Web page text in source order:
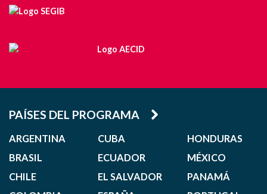
PAÍSES DEL PROGRAMA
ARGENTINA
BRASIL
CHILE
CUBA
ECUADOR
EL SALVADOR
HONDURAS
MÉXICO
PANAMÁ